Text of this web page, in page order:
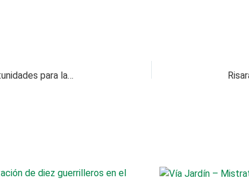
Hábitos literarios para 2021: retos y oportunidades para las regiones